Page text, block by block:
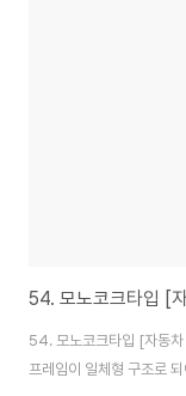
54. 모노코크타입 [
54. 모노코크타입 [자동
프레임이 일체형 구조로